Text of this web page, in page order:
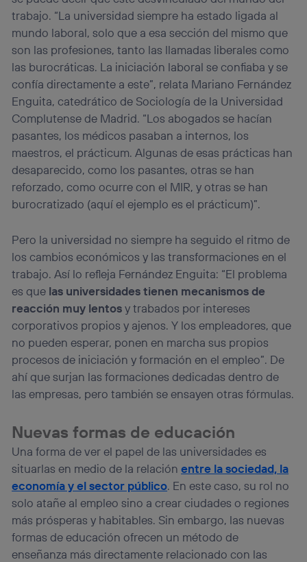
trabajo. “La universidad siempre ha estado ligada al
mundo laboral, solo que a esa sección del mismo que
son las profesiones, tanto las llamadas liberales como
las burocráticas. La iniciación laboral se confiaba y se
confía directamente a este”, relata Mariano Fernández
Enguita, catedrático de Sociología de la Universidad
Complutense de Madrid. “Los abogados se hacían
pasantes, los médicos pasaban a internos, los
maestros, el prácticum. Algunas de esas prácticas han
desaparecido, como los pasantes, otras se han
reforzado, como ocurre con el MIR, y otras se han
burocratizado (aquí el ejemplo es el prácticum)”.
Pero la universidad no siempre ha seguido el ritmo de
los cambios económicos y las transformaciones en el
trabajo. Así lo refleja Fernández Enguita: “El problema
es que las universidades tienen mecanismos de
reacción muy lentosy trabados por intereses
corporativos propios y ajenos. Y los empleadores, que
no pueden esperar, ponen en marcha sus propios
procesos de iniciación y formación en el empleo”. De
ahí que surjan las formaciones dedicadas dentro de
las empresas, pero también se ensayen otras fórmulas.
Nuevas formas de educación
Una forma de ver el papel de las universidades es
situarlas en medio de la relaciónentre la sociedad, la
economía y el sector público. En este caso, su rol no
solo atañe al empleo sino a crear ciudades o regiones
más prósperas y habitables. Sin embargo, las nuevas
formas de educación ofrecen un método de
enseñanza más directamente relacionado con las